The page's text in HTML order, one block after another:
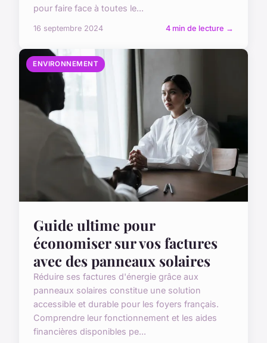
pour faire face à toutes le...
16 septembre 2024 4 min de lecture →
ENVIRONNEMENT
Guide ultime pour
économiser sur vos factures
avec des panneaux solaires
Réduire ses factures d'énergie grâce aux
panneaux solaires constitue une solution
accessible et durable pour les foyers français.
Comprendre leur fonctionnement et les aides
financières disponibles pe...